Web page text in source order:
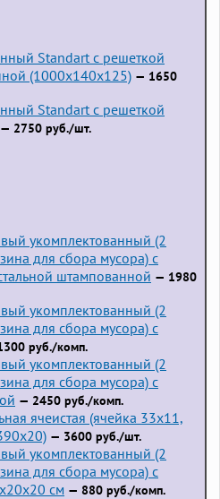
Standart с решеткой
(1000x140x125) — 1650
Standart с решеткой
— 2750 руб./шт.
укомплектованный (2
для сбора мусора) с
штампованной — 1980
укомплектованный (2
для сбора мусора) с
руб./комп.
укомплектованный (2
для сбора мусора) с
— 2450 руб./комп.
ячеистая (ячейка 33x11,
— 3600 руб./шт.
укомплектованный (2
для сбора мусора) с
см — 880 руб./комп.